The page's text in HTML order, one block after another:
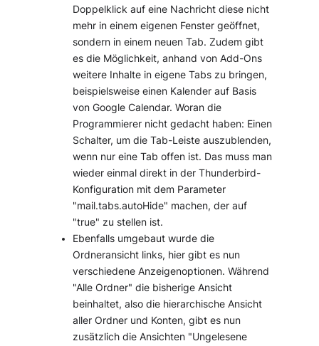
Doppelklick auf eine Nachricht diese nicht
mehr in einem eigenen Fenster geöffnet,
sondern in einem neuen Tab. Zudem gibt
es die Möglichkeit, anhand von Add-Ons
weitere Inhalte in eigene Tabs zu bringen,
beispielsweise einen Kalender auf Basis
von Google Calendar. Woran die
Programmierer nicht gedacht haben: Einen
Schalter, um die Tab-Leiste auszublenden,
wenn nur eine Tab offen ist. Das muss man
wieder einmal direkt in der Thunderbird-
Konfiguration mit dem Parameter
"mail.tabs.autoHide" machen, der auf
"true" zu stellen ist.
Ebenfalls umgebaut wurde die
Ordneransicht links, hier gibt es nun
verschiedene Anzeigenoptionen. Während
"Alle Ordner" die bisherige Ansicht
beinhaltet, also die hierarchische Ansicht
aller Ordner und Konten, gibt es nun
zusätzlich die Ansichten "Ungelesene